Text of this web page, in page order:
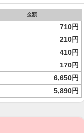
金額
710円
210円
410円
170円
6,650円
5,890円